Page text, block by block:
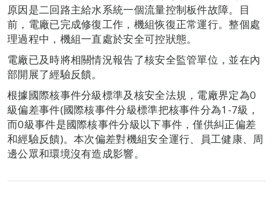
原因是二回路主給水系統一個流量控制板件故障。目
前，電廠已完成修復工作，機組恢復正常運行。整個處
理過程中，機組一直處於安全可控狀態。
電廠已及時將相關情況報告了核安全監管單位，並在內
部開展了經驗反饋。
根據國際核事件分級標準及核安全法規，電廠界定為0
級偏差事件(國際核事件分級標準把核事件分為1-7級，
而0級事件是國際核事件分級以下事件，僅供糾正偏差
和經驗反饋)。本次偏差對機組安全運行、員工健康、周
邊公眾和環境沒有造成影響。